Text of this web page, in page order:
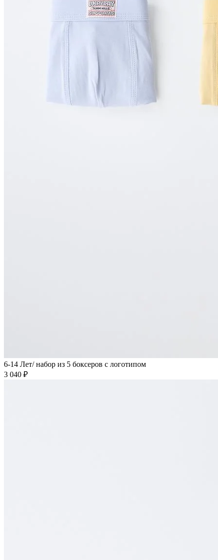
6-14 Лет/ набор из 5 боксеров с логотипом
3 040 ₽